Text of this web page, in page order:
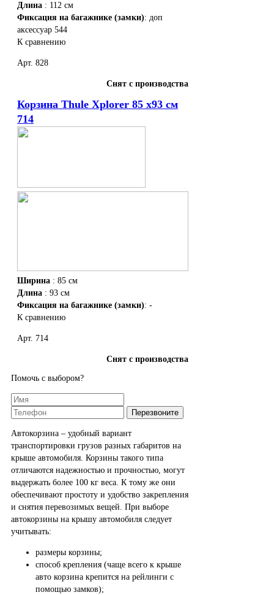
Длина : 112 см
Фиксация на багажнике (замки): доп
аксессуар 544
К сравнению
Арт. 828
Снят с производства
Корзина Thule Xplorer 85 х93 см
714
Ширина : 85 см
Длина : 93 см
Фиксация на багажнике (замки): -
К сравнению
Арт. 714
Снят с производства
Помочь с выбором?
Автокорзина – удобный вариант
транспортировки грузов разных габаритов на
крыше автомобиля. Корзины такого типа
отличаются надежностью и прочностью, могут
выдержать более 100 кг веса. К тому же они
обеспечивают простоту и удобство закрепления
и снятия перевозимых вещей. При выборе
автокорзины на крышу автомобиля следует
учитывать:
размеры корзины;
способ крепления (чаще всего к крыше
авто корзина крепится на рейлинги с
помощью замков);